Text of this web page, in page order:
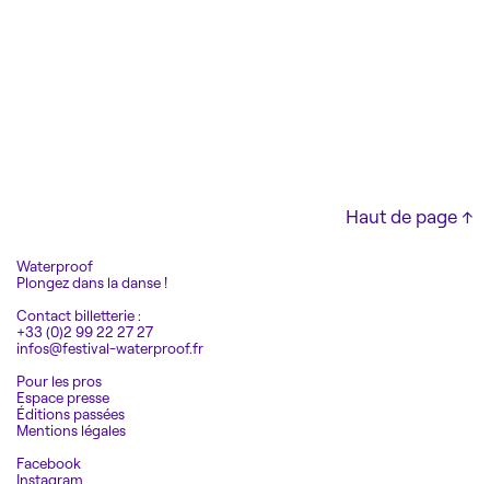
Haut de page ↑
Waterproof
Plongez dans la danse !
Contact billetterie :
+33 (0)2 99 22 27 27
infos@festival-waterproof.fr
Pour les pros
Espace presse
Éditions passées
Mentions légales
Facebook
Instagram